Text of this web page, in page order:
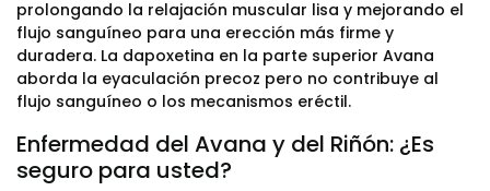
prolongando la relajación muscular lisa y mejorando el
flujo sanguíneo para una erección más firme y
duradera. La dapoxetina en la parte superior Avana
aborda la eyaculación precoz pero no contribuye al
flujo sanguíneo o los mecanismos eréctil.
Enfermedad del Avana y del Riñón: ¿Es
seguro para usted?